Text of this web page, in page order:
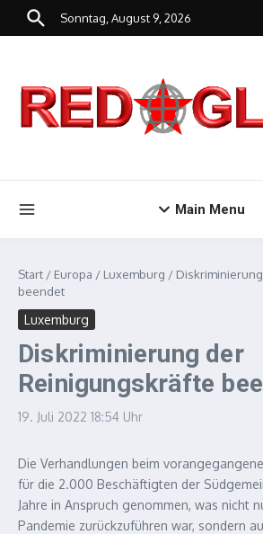
Zum Inhalt springen
Sonntag, August 9, 2026
Main Menu
Start / Europa / Luxemburg /
beendet
Luxemburg
Diskriminierung der
Reinigungskräfte
19. Juli 2022 18:54 Uhr
Die Verhandlungen beim
für die 2.000 Beschäftigten der
Jahre in Anspruch genommen, was nicht
Pandemie zurückzuführen war, sondern